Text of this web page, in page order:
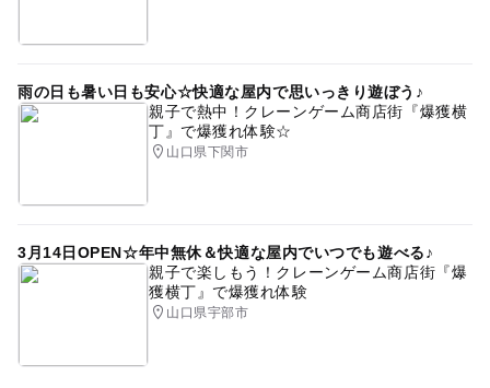
雨の日も暑い日も安心☆快適な屋内で思いっきり遊ぼう♪
親子で熱中！クレーンゲーム商店街『爆獲横
丁』で爆獲れ体験☆
山口県下関市
3月14日OPEN☆年中無休＆快適な屋内でいつでも遊べる♪
親子で楽しもう！クレーンゲーム商店街『爆
獲横丁』で爆獲れ体験
山口県宇部市